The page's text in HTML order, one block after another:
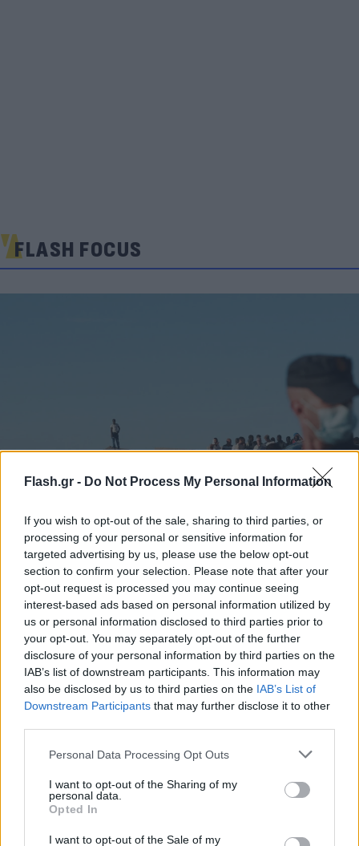
Flash.gr - Do Not Process My Personal Information
If you wish to opt-out of the sale, sharing to third parties, or
processing of your personal or sensitive information for
targeted advertising by us, please use the below opt-out
section to confirm your selection. Please note that after your
opt-out request is processed you may continue seeing
interest-based ads based on personal information utilized by
us or personal information disclosed to third parties prior to
your opt-out. You may separately opt-out of the further
disclosure of your personal information by third parties on the
IAB’s list of downstream participants. This information may
also be disclosed by us to third parties on the IAB’s List of
Downstream Participants that may further disclose it to other
Please note that this website/app uses one or more Google
not limited to your visit or usage behaviour. You may click to
grant or deny consent to Google and its third-party tags to
use your data for below specified purposes in below Google
consent section.
Personal Data Processing Opt Outs
I want to opt-out of the Sharing of my
personal data.
Opted In
I want to opt-out of the Sale of my
FLASH FOCUS
Σένγκεν υπό πίεση: Τι αλλάζει στα
ευρωπαϊκά σύνορα η κόντρα Ισπανίας,
Ιταλίας για το μεταναστευτικό